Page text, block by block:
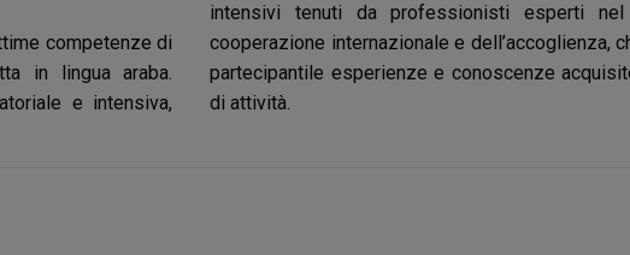
competenze di
in lingua araba.
e intensiva,
intensivi tenuti da professionisti esperti
cooperazione internazionale e dell’accoglienza,
partecipantile esperienze e conoscenze
di attività.